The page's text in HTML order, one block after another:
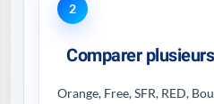
2
Comparer
Orange, Free, SFR, RED,